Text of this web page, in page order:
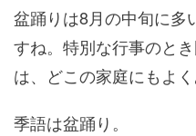
盆踊りは8月の中旬に多
すね。特別な行事のと
は、どこの家庭にもよ
季語は盆踊り。